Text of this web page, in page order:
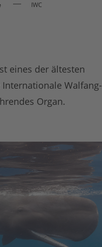
IWC
eines der ältesten
Walfang-
Organ.